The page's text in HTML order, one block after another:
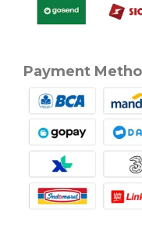
Payment